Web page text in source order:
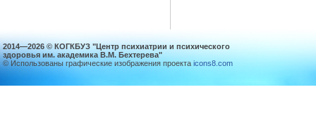
2014—2026 © КОГКБУЗ "Центр психиатрии и психического
здоровья им. академика В.М. Бехтерева"
© Использованы графические изображения проекта icons8.com